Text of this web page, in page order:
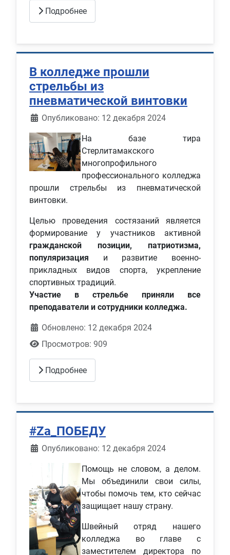
Подробнее
В колледже прошли
стрельбы из
пневматической винтовки
Информация о материале
Опубликовано: 12 декабря 2024
На базе тира
Стерлитамакского
многопрофильного
профессионального колледжа
прошли стрельбы из пневматической
винтовки.
Целью проведения состязаний является
формирование у участников активной
гражданской позиции, патриотизма,
популяризация и развитие военно-
прикладных видов спорта, укрепление
спортивных традиций.
Участие в стрельбе приняли все
преподаватели и сотрудники колледжа.
Обновлено: 12 декабря 2024
Просмотров: 909
Подробнее
#Za_ПОБЕДУ
Информация о материале
Опубликовано: 12 декабря 2024
Помощь не словом, а делом.
Мы объединили свои силы,
чтобы помочь тем, кто сейчас
защищает нашу страну.
Швейный отряд нашего
колледжа во главе с
заместителем директора по